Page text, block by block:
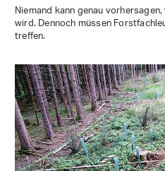
Niemand kann genau
wird. Dennoch müssen
treffen.